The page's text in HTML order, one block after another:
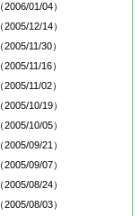
（2006/01/04）
（2005/12/14）
（2005/11/30）
（2005/11/16）
（2005/11/02）
（2005/10/19）
（2005/10/05）
（2005/09/21）
（2005/09/07）
（2005/08/24）
（2005/08/03）